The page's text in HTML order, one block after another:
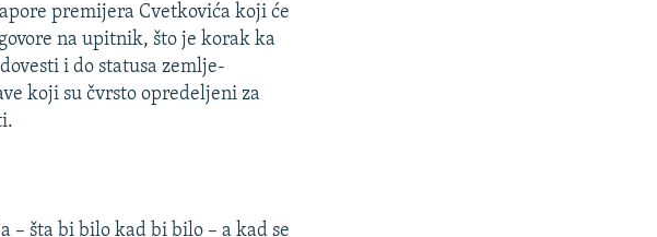
premijera Cvetkovića koji će
na upitnik, što je korak ka
i do statusa zemlje-
koji su čvrsto opredeljeni za
– šta bi bilo kad bi bilo – a kad se